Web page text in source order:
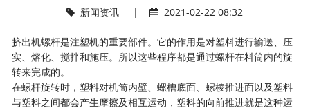
i
o
n
新闻资讯 | 2021-02-22 08:32
挤出机螺杆是注塑机的重要部件。它的作用是对塑料进行输送、压
实、熔化、搅拌和施压。所以这些程序都是通过螺杆在料筒内的旋
转来完成的。
在螺杆旋转时，塑料对机筒内壁、螺槽底面、螺棱推进面以及塑料
与塑料之间都会产生摩擦及相互运动，塑料的向前推进就是这种运